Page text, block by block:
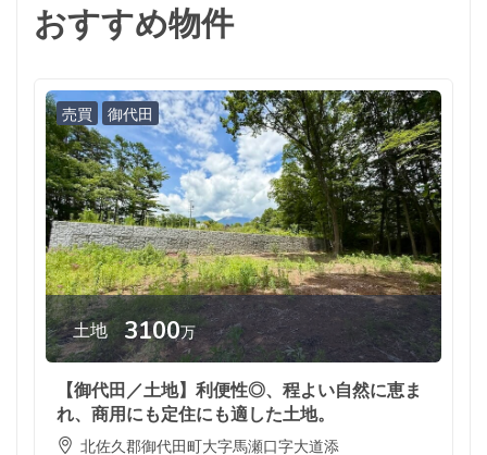
おすすめ物件
売買 御代田
土地 3100万
【御代田／土地】利便性◎、程よい自然に恵ま
れ、商用にも定住にも適した土地。
北佐久郡御代田町大字馬瀬口字大道添